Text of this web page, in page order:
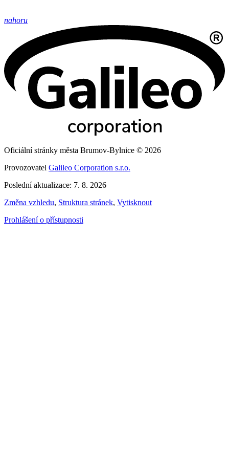
nahoru
Oficiální stránky města Brumov-Bylnice © 2026
Provozovatel Galileo Corporation s.r.o.
Poslední aktualizace: 7. 8. 2026
Změna vzhledu, Struktura stránek, Vytisknout
Prohlášení o přístupnosti